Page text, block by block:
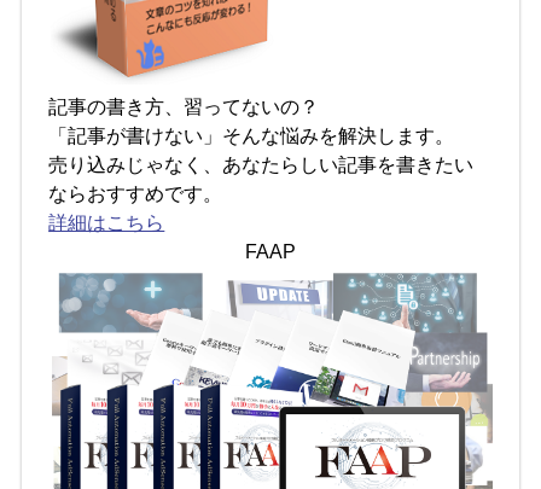
記事の書き方、習ってないの？
「記事が書けない」そんな悩みを解決します。
売り込みじゃなく、あなたらしい記事を書きたい
ならおすすめです。
詳細はこちら
FAAP